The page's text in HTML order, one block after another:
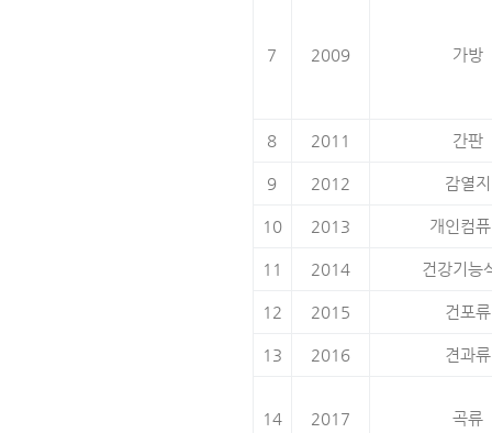
7 2009 가방
8 2011 간판
9 2012 감열지
10 2013 개인컴
11 2014 건강기능
12 2015 건포류
13 2016 견과류
14 2017 곡류